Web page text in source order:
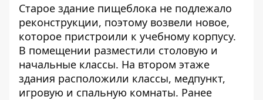
Старое здание пищеблока не подлежало
реконструкции, поэтому возвели новое,
которое пристроили к учебному корпусу.
В помещении разместили столовую и
начальные классы. На втором этаже
здания расположили классы, медпункт,
игровую и спальную комнаты. Ранее